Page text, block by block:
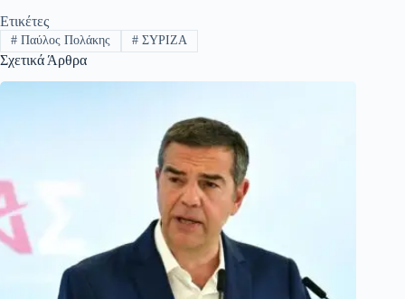
Ετικέτες
#Παύλος Πολάκης #ΣΥΡΙΖΑ
Σχετικά Άρθρα